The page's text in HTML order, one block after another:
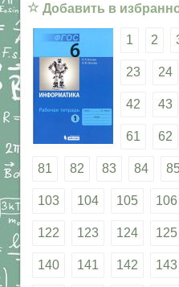
☆ Добавить в
1 2
23 24
42 43
61 62
81 82 83 84
103 104 105 106
122 123 124 125
140 141 142 143